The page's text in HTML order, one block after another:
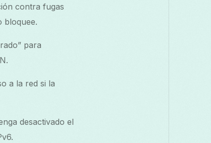
contra fugas
bloquee.
para
a la red si la
desactivado el